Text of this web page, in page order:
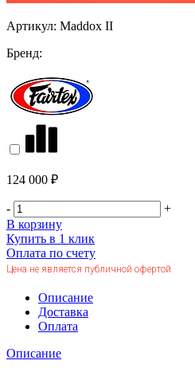
Артикул: Maddox II
Бренд:
124 000 ₽
-
+
В корзину
Купить в 1 клик
Оплата по счету
Цена не является публичной офертой
Описание
Доставка
Оплата
Описание